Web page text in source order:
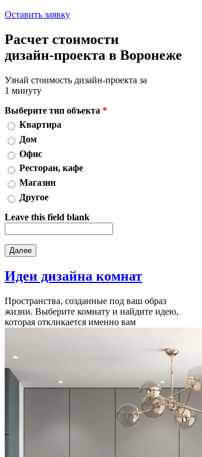
Оставить заявку
Расчет стоимости
дизайн-проекта в Воронеже
Узнай стоимость дизайн-проекта за
1 минуту
Выберите тип объекта *
Квартира
Дом
Офис
Ресторан, кафе
Магазин
Другое
Leave this field blank
Идеи дизайна комнат
Пространства, созданные под ваш образ
жизни. Выберите комнату и найдите идею,
которая откликается именно вам